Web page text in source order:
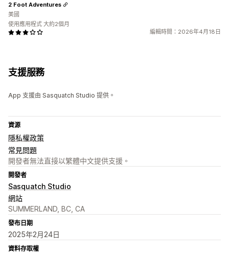
編輯時間：2026年4月18日
2 Foot Adventures
美國
使用應用程式 大約2個月
支援服務
App 支援由 Sasquatch Studio 提供。
資源
隱私權政策
常見問題
開發者無法直接以繁體中文提供支援。
開發者
Sasquatch Studio
網站
SUMMERLAND, BC, CA
發布日期
2025年2月24日
資料存取權